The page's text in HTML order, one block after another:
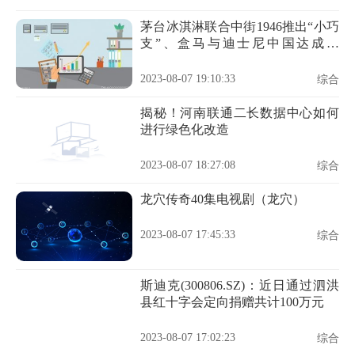
茅台冰淇淋联合中街1946推出“小巧
支”、盒马与迪士尼中国达成合
2023-08-07 19:10:33 综合
揭秘！河南联通二长数据中心如何
进行绿色化改造
2023-08-07 18:27:08 综合
龙穴传奇40集电视剧（龙穴）
2023-08-07 17:45:33 综合
斯迪克(300806.SZ)：近日通过泗洪
县红十字会定向捐赠共计100万元
2023-08-07 17:02:23 综合